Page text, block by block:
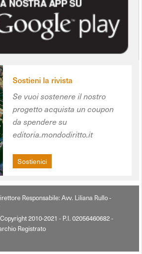
Sostieni la rivista
Se vuoi sostenere il nostro
progetto acquista un coupon
da spendere su
editoria.mondodiritto.it
Sostienici
Responsabile: Avv. Liliana Rullo -
2010-2021 - P.I. 02056460682 -
Registrato